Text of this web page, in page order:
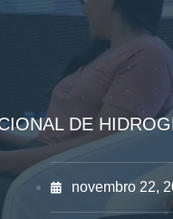
DE
novembro 22,